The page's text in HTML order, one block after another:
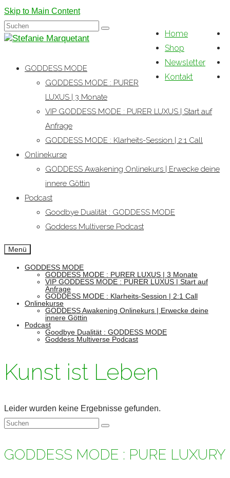
Skip to Main Content
Home
Shop
Newsletter
Kontakt
Suchen
nach:
GODDESS MODE
GODDESS MODE : PURER
LUXUS | 3 Monate
VIP GODDESS MODE : PURER LUXUS | Start auf
Anfrage
GODDESS MODE : Klarheits-Session | 2:1 Call
Onlinekurse
GODDESS Awakening Onlinekurs | Erwecke deine
innere Göttin
Podcast
Goodbye Dualität : GODDESS MODE
Goddess Multiverse Podcast
Menü
GODDESS MODE
GODDESS MODE : PURER LUXUS | 3 Monate
VIP GODDESS MODE : PURER LUXUS | Start auf
Anfrage
GODDESS MODE : Klarheits-Session | 2:1 Call
Onlinekurse
GODDESS Awakening Onlinekurs | Erwecke deine
innere Göttin
Podcast
Goodbye Dualität : GODDESS MODE
Goddess Multiverse Podcast
Kunst ist Leben
Leider wurden keine Ergebnisse gefunden.
Suchen
GODDESS MODE : PURE LUXURY